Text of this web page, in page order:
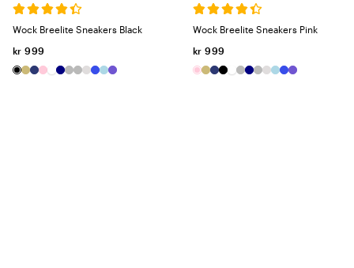
Dette gjør at du kan utføre arbeidet ditt med positiv energi og glede
hver dag.
Wock Breelite Sneakers Black
kr 999
Wock Breelite Sneakers Pink
kr 999